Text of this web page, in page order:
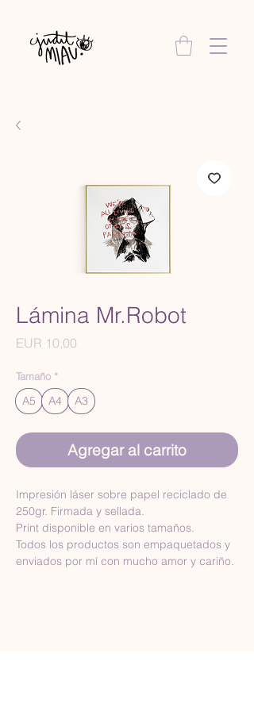
Lámina Mr.Robot
EUR 10,00
Tamaño *
A5 A4 A3
Agregar al carrito
Impresión láser sobre papel reciclado de
250gr. Firmada y sellada.
Print disponible en varios tamaños.
Todos los productos son empaquetados y
enviados por mí con mucho amor y cariño.